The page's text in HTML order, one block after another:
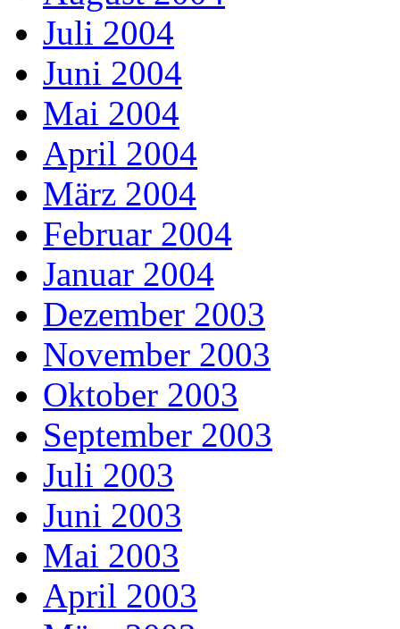
Juli 2004
Juni 2004
Mai 2004
April 2004
März 2004
Februar 2004
Januar 2004
Dezember 2003
November 2003
Oktober 2003
September 2003
Juli 2003
Juni 2003
Mai 2003
April 2003